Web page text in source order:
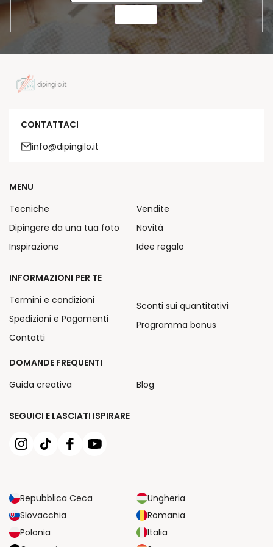
CONTATTACI
info@dipingilo.it
SEGUICI E LASCIATI ISPIRARE
Repubblica Ceca
Ungheria
Slovacchia
Romania
Polonia
Italia
MENU
Tecniche
Dipingere da una tua foto
Inspirazione
Vendite
Novità
Idee regalo
INFORMAZIONI PER TE
Termini e condizioni
Spedizioni e Pagamenti
Contatti
Sconti sui quantitativi
Programma bonus
DOMANDE FREQUENTI
Guida creativa
Blog